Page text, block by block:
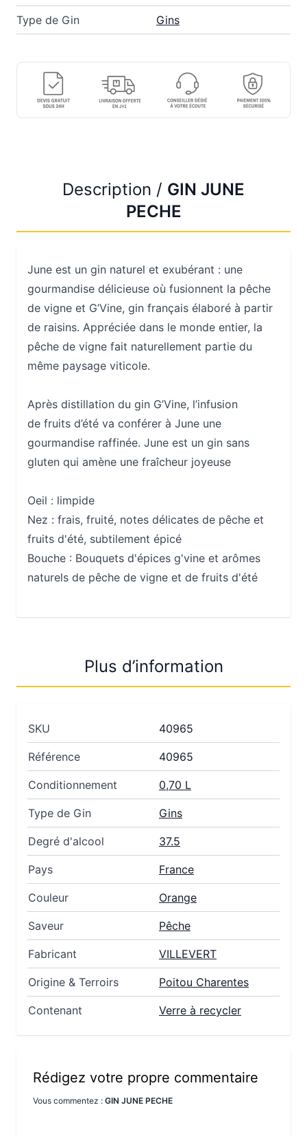
Type de Gin Gins
Description / GIN JUNE
PECHE
June est un gin naturel et exubérant : une
gourmandise délicieuse où fusionnent la pêche
de vigne et G’Vine, gin français élaboré à partir
de raisins. Appréciée dans le monde entier, la
pêche de vigne fait naturellement partie du
même paysage viticole.
Après distillation du gin G’Vine, l’infusion
de fruits d’été va conférer à June une
gourmandise raffinée. June est un gin sans
gluten qui amène une fraîcheur joyeuse
Oeil : limpide
Nez : frais, fruité, notes délicates de pêche et
fruits d'été, subtilement épicé
Bouche : Bouquets d'épices g'vine et arômes
naturels de pêche de vigne et de fruits d'été
Plus d’information
SKU 40965
Référence 40965
Conditionnement 0,70 L
Type de Gin Gins
Degré d'alcool 37.5
Pays France
Couleur Orange
Saveur Pêche
Fabricant VILLEVERT
Origine & Terroirs Poitou Charentes
Contenant Verre à recycler
Rédigez votre propre commentaire
Vous commentez : GIN JUNE PECHE